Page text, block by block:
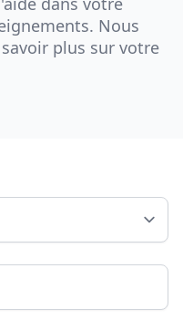
Nous
plus sur votre